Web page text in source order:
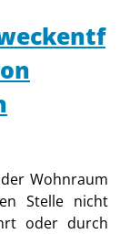
Wohnraum
Stelle nicht
oder durch